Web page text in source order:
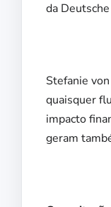
da
Stefanie
quaisquer
impacto
geram